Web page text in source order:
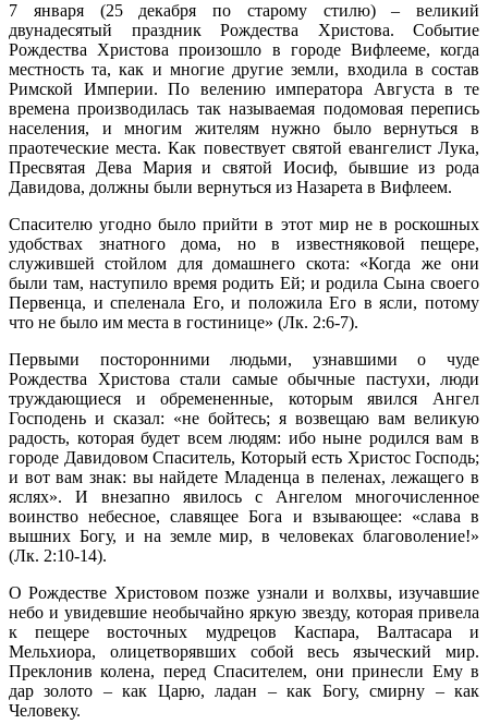
7 января (25 декабря по старому стилю) – великий
двунадесятый праздник Рождества Христова. Событие
Рождества Христова произошло в городе Вифлееме, когда
местность та, как и многие другие земли, входила в состав
Римской Империи. По велению императора Августа в те
времена производилась так называемая подомовая перепись
населения, и многим жителям нужно было вернуться в
праотеческие места. Как повествует святой евангелист Лука,
Пресвятая Дева Мария и святой Иосиф, бывшие из рода
Давидова, должны были вернуться из Назарета в Вифлеем.
Спасителю угодно было прийти в этот мир не в роскошных
удобствах знатного дома, но в известняковой пещере,
служившей стойлом для домашнего скота: «Когда же они
были там, наступило время родить Ей; и родила Сына своего
Первенца, и спеленала Его, и положила Его в ясли, потому
что не было им места в гостинице» (Лк. 2:6-7).
Первыми посторонними людьми, узнавшими о чуде
Рождества Христова стали самые обычные пастухи, люди
труждающиеся и обремененные, которым явился Ангел
Господень и сказал: «не бойтесь; я возвещаю вам великую
радость, которая будет всем людям: ибо ныне родился вам в
городе Давидовом Спаситель, Который есть Христос Господь;
и вот вам знак: вы найдете Младенца в пеленах, лежащего в
яслях». И внезапно явилось с Ангелом многочисленное
воинство небесное, славящее Бога и взывающее: «слава в
вышних Богу, и на земле мир, в человеках благоволение!»
(Лк. 2:10-14).
О Рождестве Христовом позже узнали и волхвы, изучавшие
небо и увидевшие необычайно яркую звезду, которая привела
к пещере восточных мудрецов Каспара, Валтасара и
Мельхиора, олицетворявших собой весь языческий мир.
Преклонив колена, перед Спасителем, они принесли Ему в
дар золото – как Царю, ладан – как Богу, смирну – как
Человеку.